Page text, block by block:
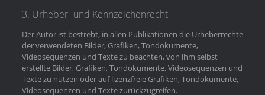
3. Urheber- und Kennzeichenrecht
Der Autor ist bestrebt, in allen Publikationen die Urheberrechte
der verwendeten Bilder, Grafiken, Tondokumente,
Videosequenzen und Texte zu beachten, von ihm selbst
erstellte Bilder, Grafiken, Tondokumente, Videosequenzen und
Texte zu nutzen oder auf lizenzfreie Grafiken, Tondokumente,
Videosequenzen und Texte zurückzugreifen.